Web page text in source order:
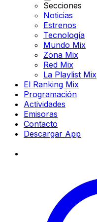
Secciones
Noticias
Estrenos
Tecnología
Mundo Mix
Zona Mix
Red Mix
La Playlist Mix
El Ranking Mix
Programación
Actividades
Emisoras
Contacto
Descargar App